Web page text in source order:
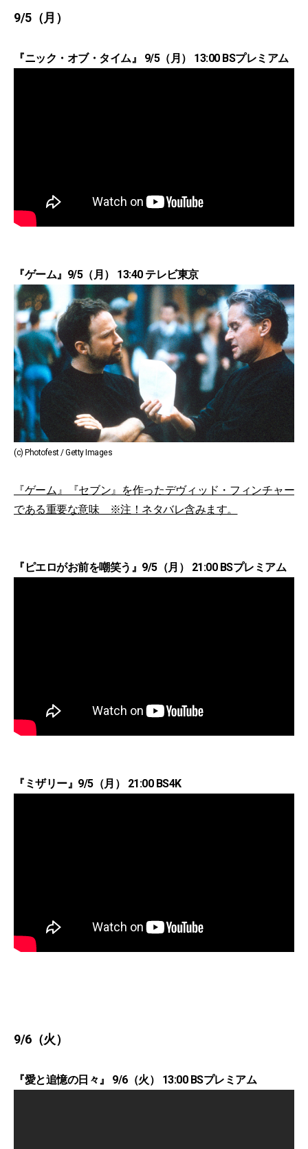
9/5（月）
『ニック・オブ・タイム』 9/5（月） 13:00 BSプレミアム
『ゲーム』9/5（月） 13:40 テレビ東京
(c) Photofest / Getty Images
『ゲーム』『セブン』を作ったデヴィッド・フィンチャー
である重要な意味 ※注！ネタバレ含みます。
『ピエロがお前を嘲笑う』9/5（月） 21:00 BSプレミアム
『ミザリー』9/5（月） 21:00 BS4K
9/6（火）
『愛と追憶の日々』 9/6（火） 13:00 BSプレミアム